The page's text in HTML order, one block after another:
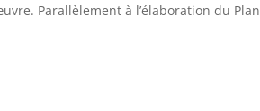
Parallèlement à l’élaboration du Plan